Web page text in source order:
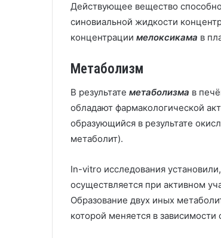
Действующее вещество
синовиальной жидкости
концентрации мелоксикама в
Метаболизм
В результате метаболизма в
обладают фармакологической
образующийся в результате
метаболит).
In-vitro исследования
осуществляется при активном
Образование двух иных
которой меняется в